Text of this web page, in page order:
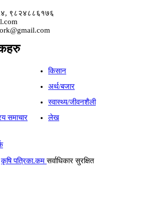
९८२४८८६१७६
किसान
अर्थ/बजार
स्वास्थ्य/जीवनशैली
समाचार
लेख
कृषि पत्रिका.कमसर्वाधिकार सुरक्षित